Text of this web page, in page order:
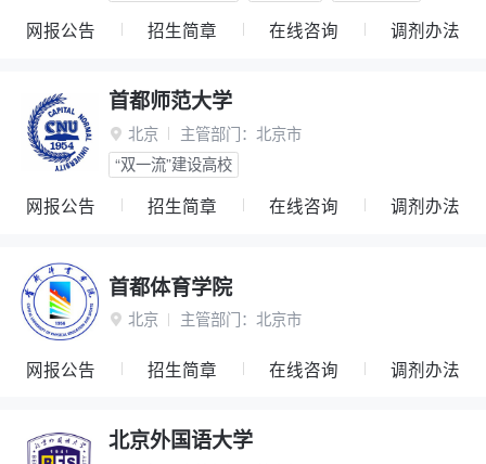
网报公告 招生简章 在线咨询 调剂办法
首都师范大学
 北京 主管部门： 北京市
“双一流”建设高校
网报公告 招生简章 在线咨询 调剂办法
首都体育学院
 北京 主管部门： 北京市
网报公告 招生简章 在线咨询 调剂办法
北京外国语大学